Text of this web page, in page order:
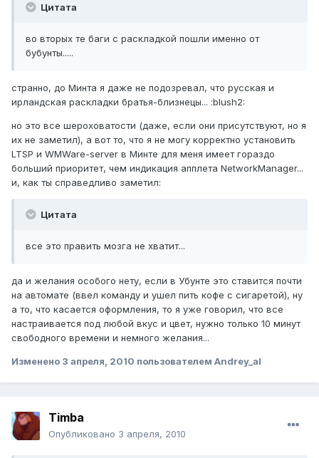
Цитата
во вторых те баги с раскладкой пошли именно от
бубунты.....
странно, до Минта я даже не подозревал, что русская и
ирландская раскладки братья-близнецы... :blush2:
но это все шероховатости (даже, если они присутствуют, но я
их не заметил), а вот то, что я не могу корректно установить
LTSP и WMWare-server в Минте для меня имеет гораздо
больший приоритет, чем индикация апплета NetworkManager...
и, как ты справедливо заметил:
Цитата
все это править мозга не хватит...
да и желания особого нету, если в Убунте это ставится почти
на автомате (ввел команду и ушел пить кофе с сигаретой), ну
а то, что касается оформления, то я уже говорил, что все
настраивается под любой вкус и цвет, нужно только 10 минут
свободного времени и немного желания...
Изменено 3 апреля, 2010 пользователем Andrey_al
Timba
Опубликовано 3 апреля, 2010